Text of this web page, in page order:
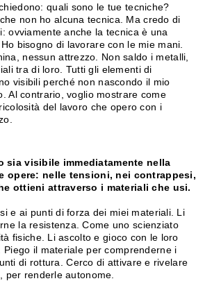
quali sono le tue tecniche?
non ho alcuna tecnica. Ma credo di
ovviamente anche la tecnica è una
bisogno di lavorare con le mie mani.
nessun attrezzo. Non saldo i metalli,
tra di loro. Tutti gli elementi di
visibili perché non nascondo il mio
Al contrario, voglio mostrare come
del lavoro che opero con i
sia visibile immediatamente nella
opere: nelle tensioni, nei contrappesi,
ottieni attraverso i materiali che usi.
e ai punti di forza dei miei materiali. Li
la resistenza. Come uno scienziato
fisiche. Li ascolto e gioco con le loro
Piego il materiale per comprenderne i
di rottura. Cerco di attivare e rivelare
per renderle autonome.